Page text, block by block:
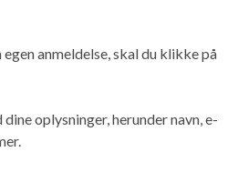
anmeldelse, skal du klikke på
oplysninger, herunder navn, e-